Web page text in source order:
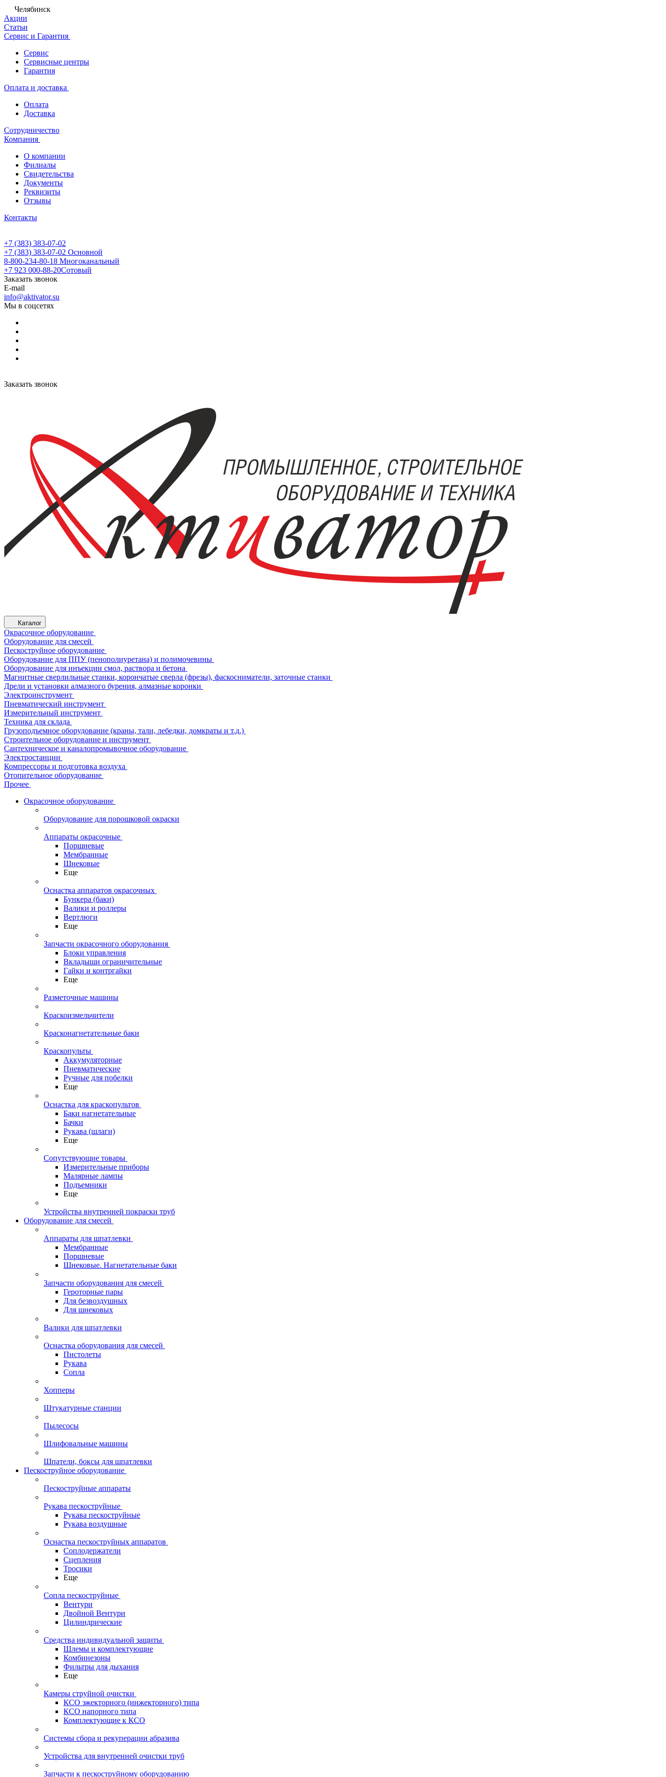
Челябинск
Акции
Статьи
Сервис и Гарантия
Сервис
Сервисные центры
Гарантия
Оплата и доставка
Оплата
Доставка
Сотрудничество
Компания
О компании
Филиалы
Свидетельства
Документы
Реквизиты
Отзывы
Контакты
+7 (383) 383-07-02
+7 (383) 383-07-02 Основной
8-800-234-80-18 Многоканальный
+7 923 000-88-20Сотовый
Заказать звонок
E-mail
info@aktivator.su
Мы в соцсетях
Заказать звонок
Каталог
Окрасочное оборудование
Оборудование для смесей
Пескоструйное оборудование
Оборудование для ППУ (пенополиуретана) и полимочевины
Оборудование для инъекции смол, раствора и бетона
Магнитные сверлильные станки, корончатые сверла (фрезы), фаскосниматели, заточные станки
Дрели и установки алмазного бурения, алмазные коронки
Электроинструмент
Пневматический инструмент
Измерительный инструмент
Техника для склада
Грузоподъемное оборудование (краны, тали, лебедки, домкраты и т.д.)
Строительное оборудование и инструмент
Сантехническое и каналопромывочное оборудование
Электростанции
Компрессоры и подготовка воздуха
Отопительное оборудование
Прочее
Окрасочное оборудование
Оборудование для порошковой окраски
Аппараты окрасочные
Поршневые
Мембранные
Шнековые
Еще
Оснастка аппаратов окрасочных
Бункера (баки)
Валики и роллеры
Вертлюги
Еще
Запчасти окрасочного оборудования
Блоки управления
Вкладыши ограничительные
Гайки и контргайки
Еще
Разметочные машины
Краскоизмельчители
Красконагнетательные баки
Краскопульты
Аккумуляторные
Пневматические
Ручные для побелки
Еще
Оснастка для краскопультов
Баки нагнетательные
Бачки
Рукава (шлаги)
Еще
Сопутствующие товары
Измерительные приборы
Малярные лампы
Подъемники
Еще
Устройства внутренней покраски труб
Оборудование для смесей
Аппараты для шпатлевки
Мембранные
Поршневые
Шнековые. Нагнетательные баки
Запчасти оборудования для смесей
Героторные пары
Для безвоздушных
Для шнековых
Валики для шпатлевки
Оснастка оборудования для смесей
Пистолеты
Рукава
Сопла
Хопперы
Штукатурные станции
Пылесосы
Шлифовальные машины
Шпатели, боксы для шпатлевки
Пескоструйное оборудование
Пескоструйные аппараты
Рукава пескоструйные
Рукава пескоструйные
Рукава воздушные
Оснастка пескоструйных аппаратов
Соплодержатели
Сцепления
Тросики
Еще
Сопла пескоструйные
Вентури
Двойной Вентури
Цилиндрические
Средства индивидуальной защиты
Шлемы и комплектующие
Комбинезоны
Фильтры для дыхания
Еще
Камеры струйной очистки
КСО эжекторного (инжекторного) типа
КСО напорного типа
Комплектующие к КСО
Системы сбора и рекуперации абразива
Устройства для внутренней очистки труб
Запчасти к пескоструйному оборудованию